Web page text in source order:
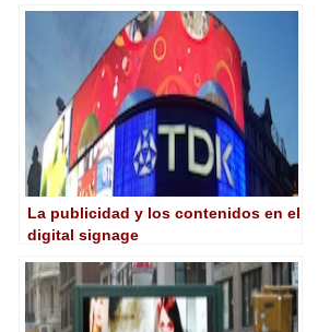
La publicidad y los contenidos en el
digital signage